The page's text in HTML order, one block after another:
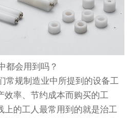
都会用到吗？
规制造业中所提到的设备工
效率、节约成本而购买的工
上的工人最常用到的就是治工